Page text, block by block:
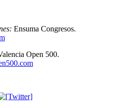
Ensuma Congresos.
Open 500.